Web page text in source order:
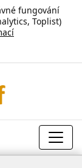
fungování
Toplist)